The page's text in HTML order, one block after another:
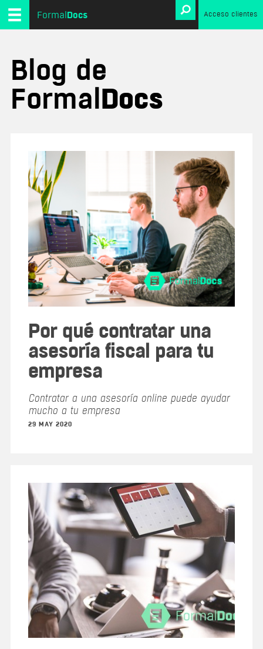
FormalDocs Acceso clientes
Blog de
FormalDocs
Por qué contratar una
asesoría fiscal para tu
empresa
Contratar a una asesoría online puede ayudar
mucho a tu empresa
29 MAY 2020